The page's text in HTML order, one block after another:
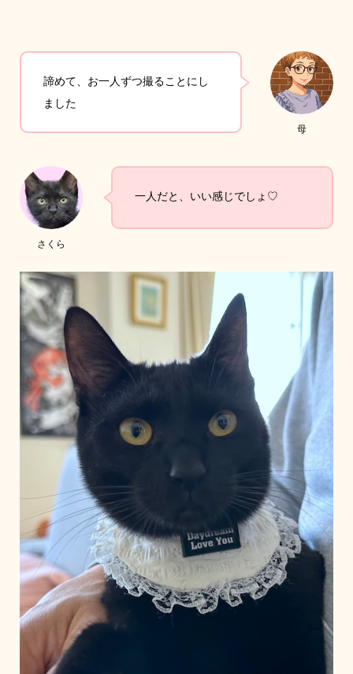
母
諦めて、お一人ずつ撮ることにし
ました
さくら
一人だと、いい感じでしょ♡